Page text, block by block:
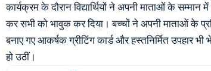
कार्यक्रम के दौरान विद्यार्थियों ने अपनी माताओं के
कर सभी को भावुक कर दिया। बच्चों ने अपनी माताओं के
बनाए गए आकर्षक ग्रीटिंग कार्ड और हस्तनिर्मित उपहार
हो उठीं।